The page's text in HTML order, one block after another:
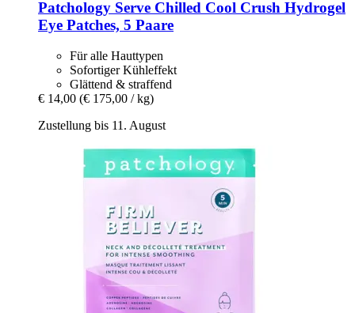
Patchology Serve Chilled Cool Crush Hydrogel
Eye Patches, 5 Paare
Für alle Hauttypen
Sofortiger Kühleffekt
Glättend & straffend
€ 14,00 (€ 175,00 / kg)
Zustellung bis 11. August